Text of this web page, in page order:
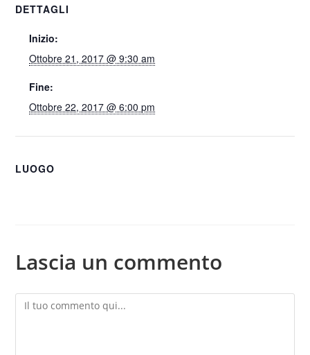
DETTAGLI
Inizio:
Ottobre 21, 2017 @ 9:30 am
Fine:
Ottobre 22, 2017 @ 6:00 pm
LUOGO
Lascia un commento